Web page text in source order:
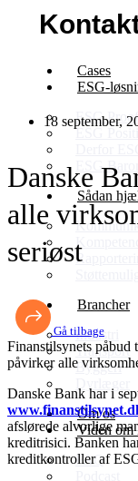
Cases
ESG-
ESG Proof
ESG
ESG
Sådan
Brancher
Industri
Transport
Byggeri
Om os
Viden om
FAQ
18 september,
Danske
alle
seriøst
Gå tilbage
Finanstilsynets påbud
påvirker alle
Danske Bank har i
afslørede alvorlige
kreditrisici. Banken
kreditkontroller af